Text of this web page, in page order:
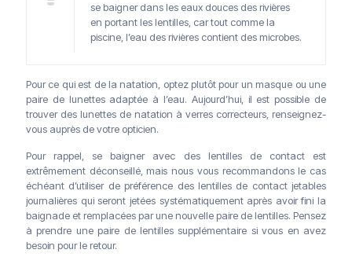
se baigner dans les eaux douces des rivières
en portant les lentilles, car tout comme la
piscine, l’eau des rivières contient des microbes.
Pour ce qui est de la natation, optez plutôt pour un masque ou une
paire de lunettes adaptée à l’eau. Aujourd’hui, il est possible de
trouver des lunettes de natation à verres correcteurs, renseignez-
vous auprès de votre opticien.
Pour rappel, se baigner avec des lentilles de contact est
extrêmement déconseillé, mais nous vous recommandons le cas
échéant d’utiliser de préférence des lentilles de contact jetables
journalières qui seront jetées systématiquement après avoir fini la
baignade et remplacées par une nouvelle paire de lentilles. Pensez
à prendre une paire de lentilles supplémentaire si vous en avez
besoin pour le retour.